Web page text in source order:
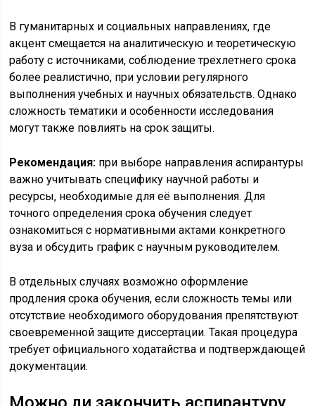
В гуманитарных и социальных направлениях, где
акцент смещается на аналитическую и теоретическую
работу с источниками, соблюдение трехлетнего срока
более реалистично, при условии регулярного
выполнения учебных и научных обязательств. Однако
сложность тематики и особенности исследования
могут также повлиять на срок защиты.
Рекомендация: при выборе направления аспирантуры
важно учитывать специфику научной работы и
ресурсы, необходимые для её выполнения. Для
точного определения срока обучения следует
ознакомиться с нормативными актами конкретного
вуза и обсудить график с научным руководителем.
В отдельных случаях возможно оформление
продления срока обучения, если сложность темы или
отсутствие необходимого оборудования препятствуют
своевременной защите диссертации. Такая процедура
требует официального ходатайства и подтверждающей
документации.